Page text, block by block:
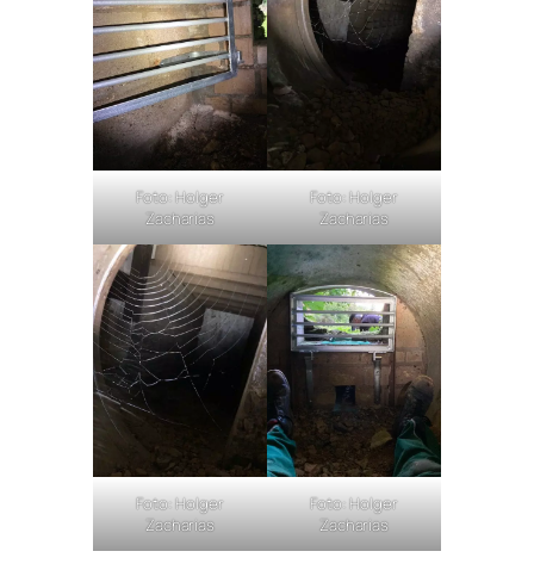
Foto: Holger
Zacharias
Foto: Holger
Zacharias
Foto: Holger
Zacharias
Foto: Holger
Zacharias